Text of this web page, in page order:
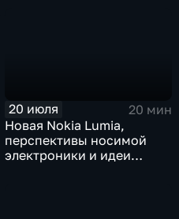
20 июля
20 мин
Новая Nokia Lumia,
перспективы носимой
электроники и идеи